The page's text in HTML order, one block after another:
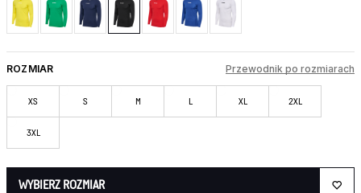
ROZMIAR Przewodnik po rozmiarach
XS S M L XL 2XL
3XL
WYBIERZ ROZMIAR